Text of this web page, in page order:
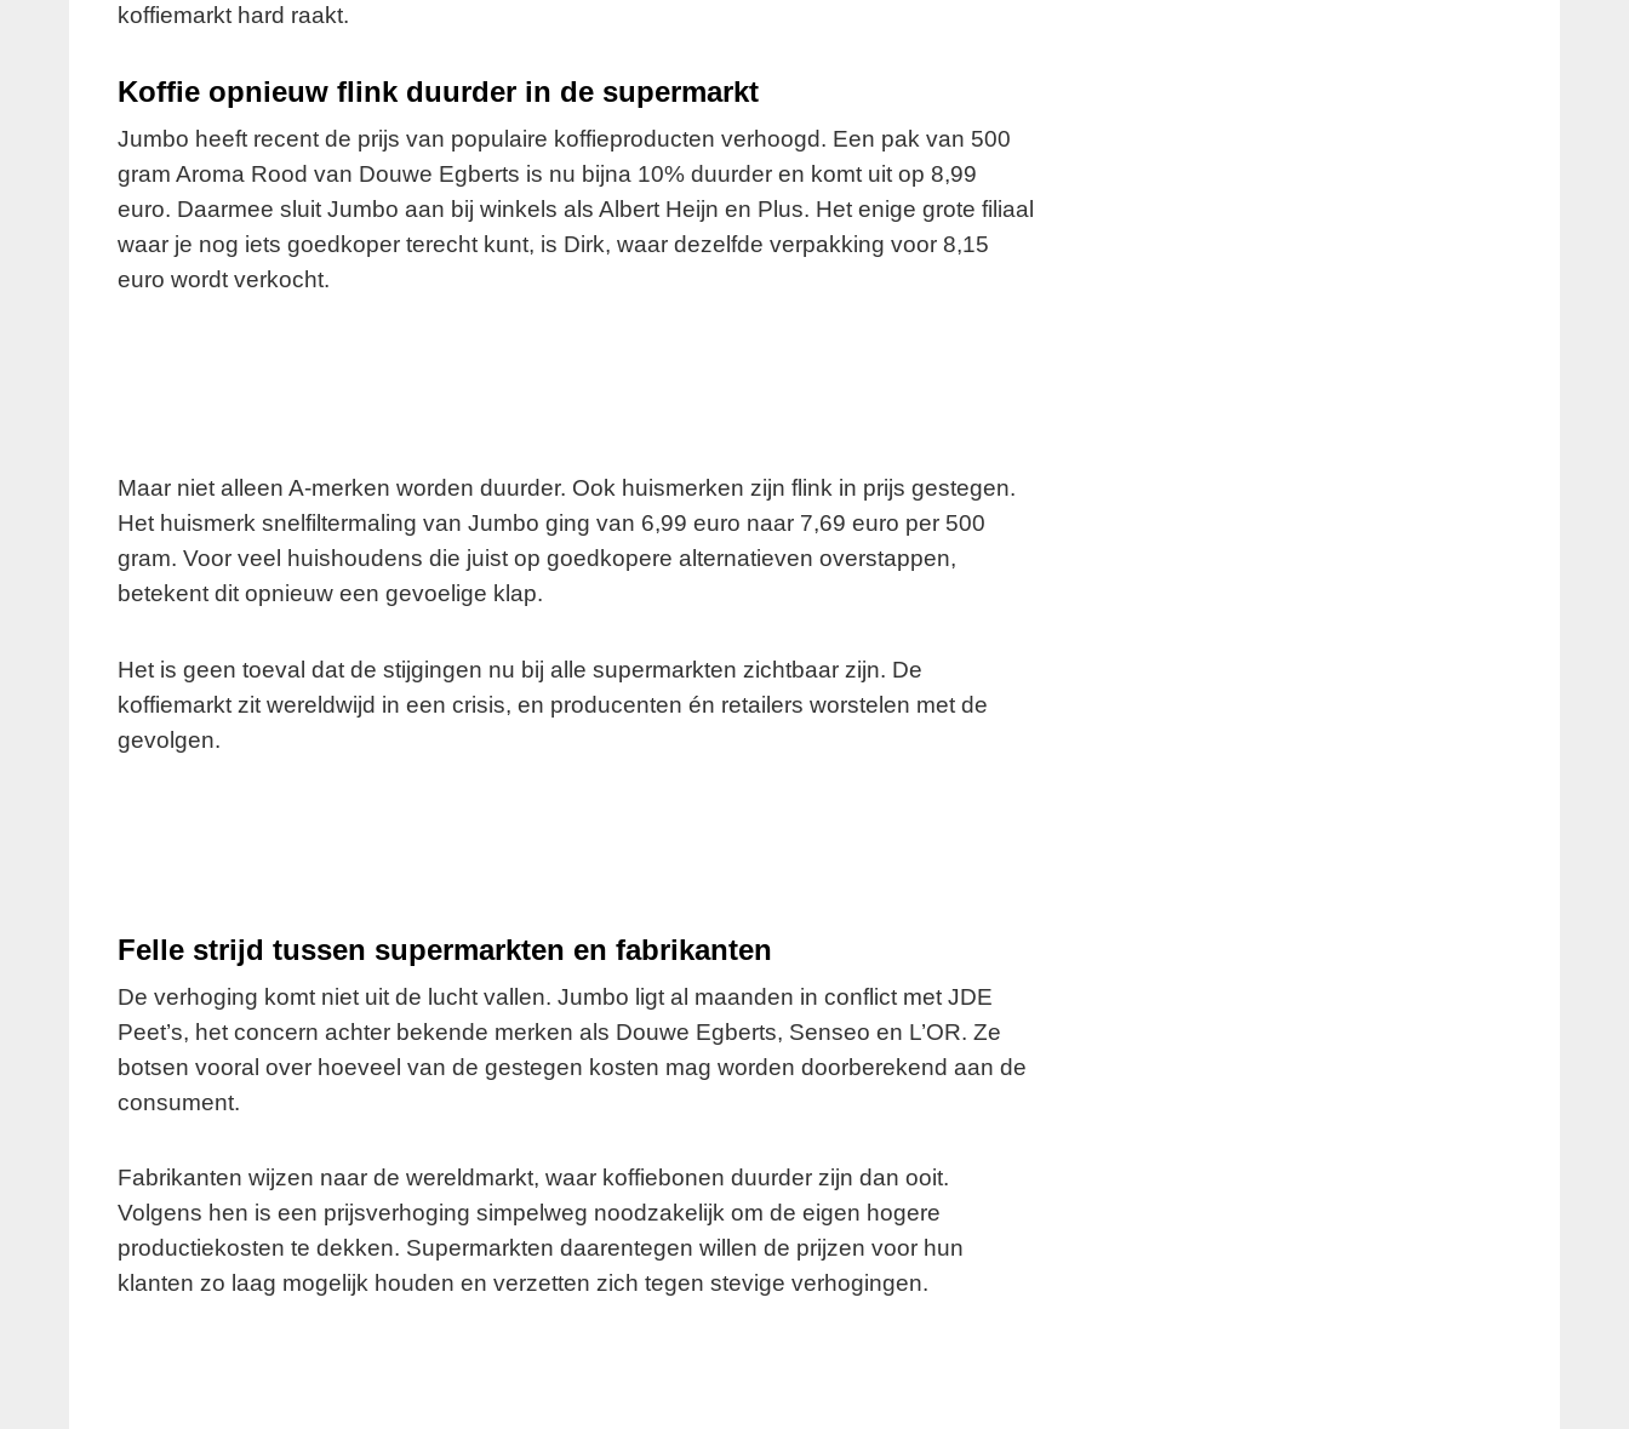
koffiemarkt hard raakt.
Koffie opnieuw flink duurder in de supermarkt
Jumbo heeft recent de prijs van populaire koffieproducten verhoogd. Een pak van 500
gram Aroma Rood van Douwe Egberts is nu bijna 10% duurder en komt uit op 8,99
euro. Daarmee sluit Jumbo aan bij winkels als Albert Heijn en Plus. Het enige grote filiaal
waar je nog iets goedkoper terecht kunt, is Dirk, waar dezelfde verpakking voor 8,15
euro wordt verkocht.
Maar niet alleen A-merken worden duurder. Ook huismerken zijn flink in prijs gestegen.
Het huismerk snelfiltermaling van Jumbo ging van 6,99 euro naar 7,69 euro per 500
gram. Voor veel huishoudens die juist op goedkopere alternatieven overstappen,
betekent dit opnieuw een gevoelige klap.
Het is geen toeval dat de stijgingen nu bij alle supermarkten zichtbaar zijn. De
koffiemarkt zit wereldwijd in een crisis, en producenten én retailers worstelen met de
gevolgen.
Felle strijd tussen supermarkten en fabrikanten
De verhoging komt niet uit de lucht vallen. Jumbo ligt al maanden in conflict met JDE
Peet’s, het concern achter bekende merken als Douwe Egberts, Senseo en L’OR. Ze
botsen vooral over hoeveel van de gestegen kosten mag worden doorberekend aan de
consument.
Fabrikanten wijzen naar de wereldmarkt, waar koffiebonen duurder zijn dan ooit.
Volgens hen is een prijsverhoging simpelweg noodzakelijk om de eigen hogere
productiekosten te dekken. Supermarkten daarentegen willen de prijzen voor hun
klanten zo laag mogelijk houden en verzetten zich tegen stevige verhogingen.